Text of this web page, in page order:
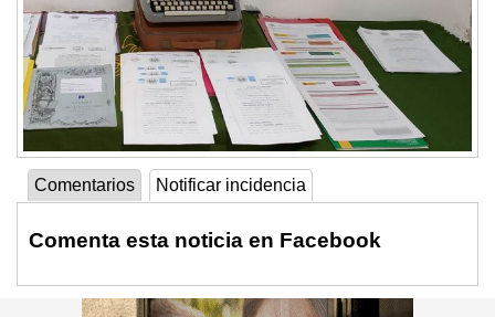
Comentarios Notificar incidencia
Comenta esta noticia en Facebook